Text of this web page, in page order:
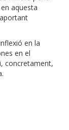
aquesta
en la
en el
concretament,